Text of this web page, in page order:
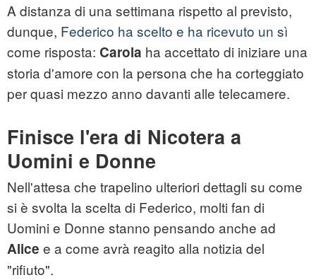
A distanza di una settimana rispetto al previsto,
dunque, Federico ha scelto e ha ricevuto un sì
come risposta: Carola ha accettato di iniziare una
storia d'amore con la persona che ha corteggiato
per quasi mezzo anno davanti alle telecamere.
Finisce l'era di Nicotera a
Uomini e Donne
Nell'attesa che trapelino ulteriori dettagli su come
si è svolta la scelta di Federico, molti fan di
Uomini e Donne stanno pensando anche ad
Alice e a come avrà reagito alla notizia del
"rifiuto".